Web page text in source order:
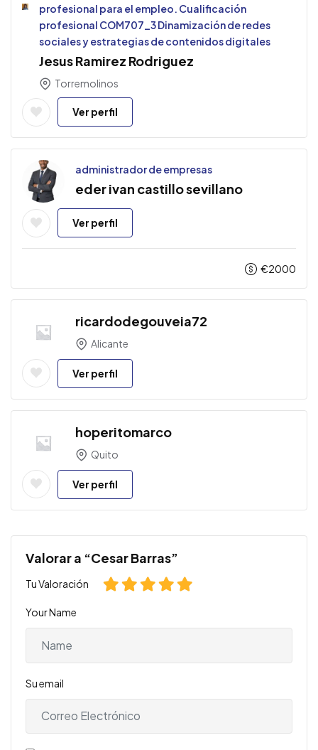
profesional para el empleo. Cualificación
profesional COM707_3 Dinamización de redes
sociales y estrategias de contenidos digitales
Jesus Ramirez Rodriguez
Torremolinos
Ver perfil
administrador de empresas
eder ivan castillo sevillano
Ver perfil
€2000
ricardodegouveia72
Alicante
Ver perfil
hoperitomarco
Quito
Ver perfil
Valorar a “Cesar Barras”
Tu Valoración
Your Name
Su email